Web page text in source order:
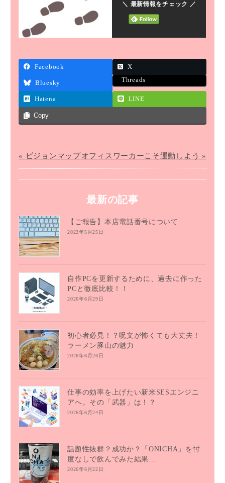
＼ 最新情報をチェック ／
Facebook X
Bluesky Threads
Hatena LINE
Copy
« ビジョンマップオフィスワーカーこそ運動しよう »
最新の記事
【ご報告】本店電話番号について
2022年5月25日
自作PCを更新するために、過去に作った
PCと徹底比較！！
2026年6月29日
初心者必見！？呪文が怖くても大丈夫！
ラーメン豚山の魅力
2026年6月26日
仕事の効率を上げたい新米SESエンジニ
アへ。その「武器」は！？
2026年6月24日
話題性抜群？成功か？「ONICHA」を忖
度なしで飲んでみた結果…
2026年6月22日